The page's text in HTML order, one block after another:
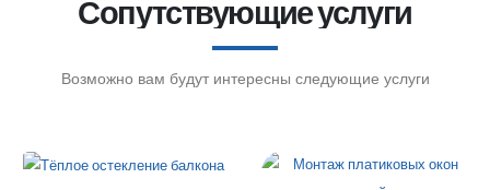
Сопутствующие услуги
Возможно вам будут интересны следующие услуги